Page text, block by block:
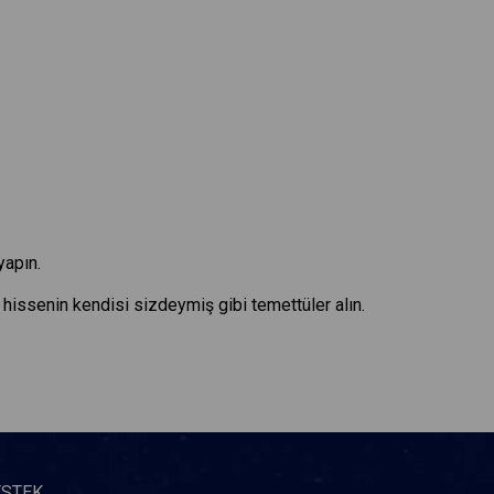
hissenin kendisi sizdeymiş gibi temettüler alın.